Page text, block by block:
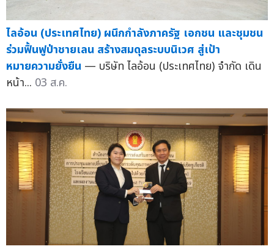
ไลอ้อน (ประเทศไทย) ผนึกกำลังภาครัฐ เอกชน และชุมชน
ร่วมฟื้นฟูป่าชายเลน สร้างสมดุลระบบนิเวศ สู่เป้า
หมายความยั่งยืน — บริษัท ไลอ้อน (ประเทศไทย) จำกัด เดิน
หน้า... 03 ส.ค.